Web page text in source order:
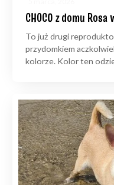
CHOCO z domu
To już drugi
przydomkiem
kolorze. Kolor ten